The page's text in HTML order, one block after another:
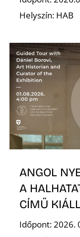
Helyszín: HAB
ANGOL
A
CÍMŰ
Időpont: 2026.